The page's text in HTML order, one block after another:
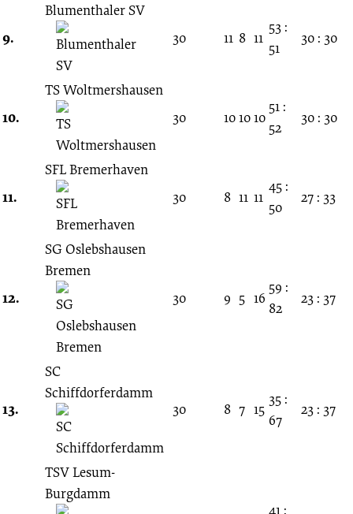
9.
Blumenthaler SV
30
11 8 11
53 :
51
30 : 30
10.
TS Woltmershausen
30
101010
51 :
52
30 : 30
11.
SFL Bremerhaven
30
8 11 11
45 :
50
27 : 33
12.
SG Oslebshausen
Bremen
30
9 5 16
59 :
82
23 : 37
13.
SC
Schiffdorferdamm
30
8 7 15
35 :
67
23 : 37
TSV Lesum-
Burgdamm
41 :